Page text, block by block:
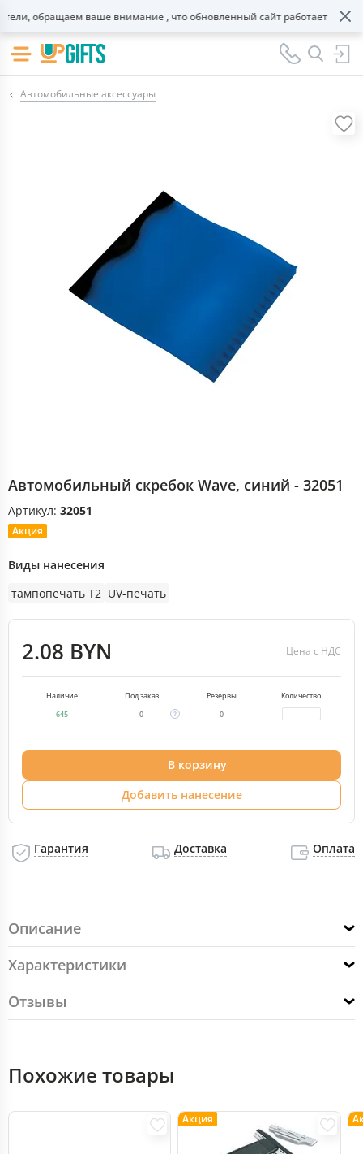
обращаем ваше внимание , что обновленный сайт работает в
Автомобильные аксессуары
Автомобильный скребок Wave, синий - 32051
Артикул: 32051
Акция
Виды нанесения
тампопечать T2 UV-печать
2.08 BYN Цена с НДС
Наличие Под заказ Резервы
Количество
645
0 0
В корзину
Добавить нанесение
Гарантия Доставка Оплата
Описание
Характеристики
Отзывы
Похожие товары
Акция